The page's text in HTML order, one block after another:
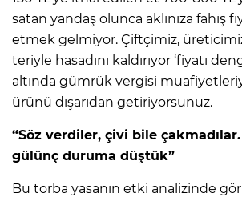
satan yandaş olunca aklınıza fahiş
etmek gelmiyor. Çiftçimiz,
teriyle hasadını kaldırıyor ‘fiyatı
altında gümrük vergisi
ürünü dışarıdan getiriyorsunuz.
“Söz verdiler, çivi bile
gülünç duruma düştük”
Bu torba yasanın etki analizinde